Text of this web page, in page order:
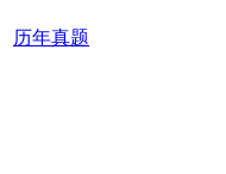
历年真题